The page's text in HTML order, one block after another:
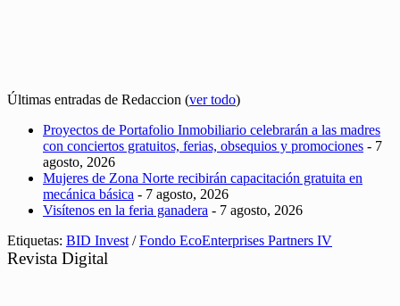
Últimas entradas de Redaccion (ver todo)
Proyectos de Portafolio Inmobiliario celebrarán a las madres
con conciertos gratuitos, ferias, obsequios y promociones - 7
agosto, 2026
Mujeres de Zona Norte recibirán capacitación gratuita en
mecánica básica - 7 agosto, 2026
Visítenos en la feria ganadera - 7 agosto, 2026
Etiquetas: BID Invest /Fondo EcoEnterprises Partners IV
Revista Digital